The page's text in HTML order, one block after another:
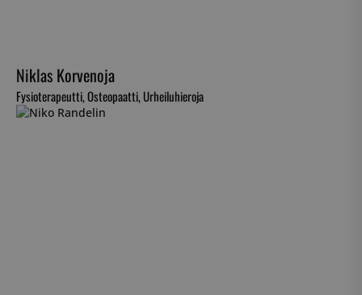
Niklas Korvenoja
Fysioterapeutti, Osteopaatti, Urheiluhieroja